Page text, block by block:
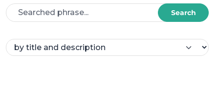
Search